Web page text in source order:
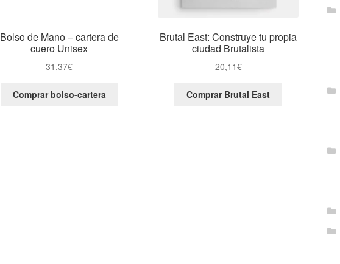
Bolso de Mano – cartera de
cuero Unisex
31,37€
Comprar bolso-cartera
Brutal East: Construye tu propia
ciudad Brutalista
20,11€
Comprar Brutal East